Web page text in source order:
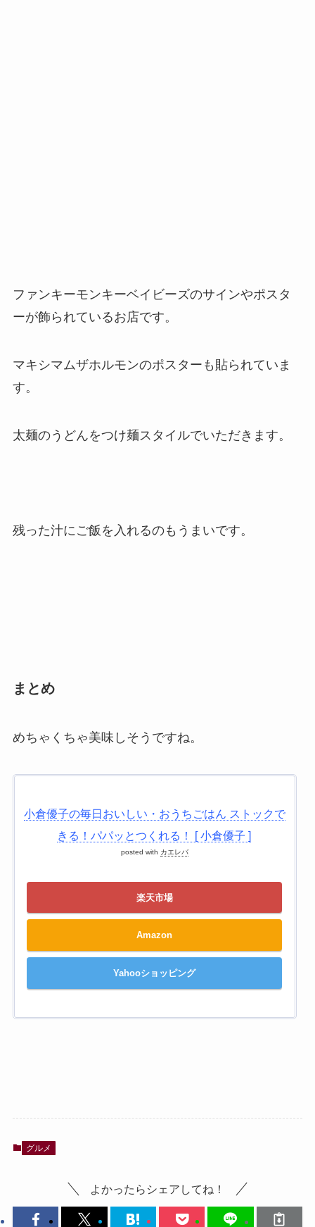
ファンキーモンキーベイビーズのサインやポスタ
ーが飾られているお店です。
マキシマムザホルモンのポスターも貼られていま
す。
太麺のうどんをつけ麺スタイルでいただきます。
残った汁にご飯を入れるのもうまいです。
まとめ
めちゃくちゃ美味しそうですね。
小倉優子の毎日おいしい・おうちごはん ストックで
きる！パパッとつくれる！ [ 小倉優子 ]
posted with カエレバ
楽天市場
Amazon
Yahooショッピング
グルメ
よかったらシェアしてね！